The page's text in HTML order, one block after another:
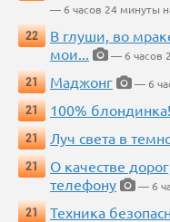
— 6 часов 24 минуты
22
В глуши, во
мои...
— 6 часов
21
Маджонг
— 6
21
100% блондинка!
21
Луч света в
21
О качестве
телефону
— 6
21
Техника